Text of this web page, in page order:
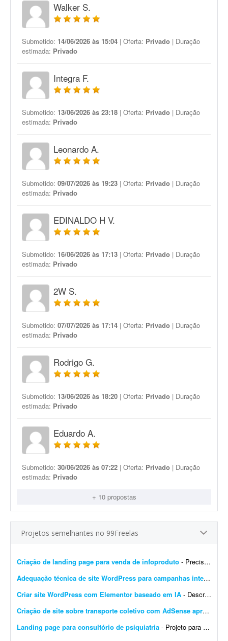
Walker S.
Submetido: 14/06/2026 às 15:04 | Oferta: Privado | Duração
estimada: Privado
Integra F.
Submetido: 13/06/2026 às 23:18 | Oferta: Privado | Duração
estimada: Privado
Leonardo A.
Submetido: 09/07/2026 às 19:23 | Oferta: Privado | Duração
estimada: Privado
EDINALDO H V.
Submetido: 16/06/2026 às 17:13 | Oferta: Privado | Duração
estimada: Privado
2W S.
Submetido: 07/07/2026 às 17:14 | Oferta: Privado | Duração
estimada: Privado
Rodrigo G.
Submetido: 13/06/2026 às 18:20 | Oferta: Privado | Duração
estimada: Privado
Eduardo A.
Submetido: 30/06/2026 às 07:22 | Oferta: Privado | Duração
estimada: Privado
+ 10 propostas
Projetos semelhantes no 99Freelas
Criação de landing page para venda de infoproduto - Preciso de profissional que crie uma landing page que gere conversão para infoproduto. A página deve ter conteúdo e layout focados em vendas, com elementos que incentivem a con...
Adequação técnica de site WordPress para campanhas internacionais
Criar site WordPress com Elementor baseado em IA - Descrição do Projeto: Candidate-se se você tem experiência comprovada com essa demanda. Envie junto à proposta sites que fez com Elementor, incluindo wireframes/ar...
Criação de site sobre transporte coletivo com AdSense aprovado
Landing page para consultório de psiquiatria - Projeto para criação de landing page para consultório de psiquiatria. Escopo do projeto: Desenvolvimento completo da landing page. Design moderno, limpo e com foco em convers&...